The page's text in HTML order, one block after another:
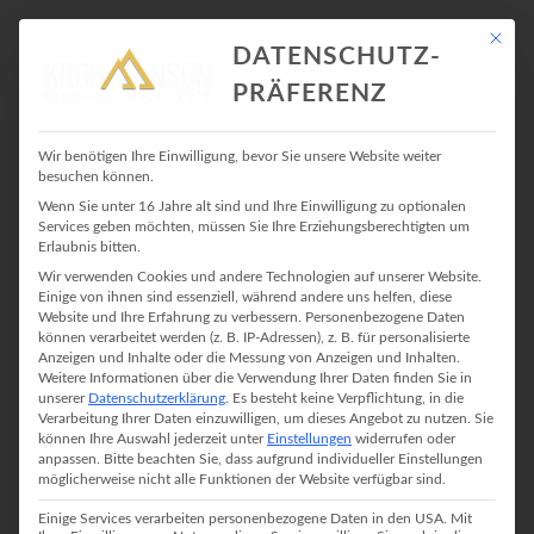
BLAUEISHÜTTE
Mit
DATENSCHUTZ-
PRÄFERENZ
Wir benötigen Ihre Einwilligung, bevor Sie unsere Website weiter
besuchen können.
Wenn Sie unter 16 Jahre alt sind und Ihre Einwilligung zu optionalen
Services geben möchten, müssen Sie Ihre Erziehungsberechtigten um
Erlaubnis bitten.
Wir verwenden Cookies und andere Technologien auf unserer Website.
Einige von ihnen sind essenziell, während andere uns helfen, diese
Website und Ihre Erfahrung zu verbessern.
Personenbezogene Daten
können verarbeitet werden (z. B. IP-Adressen), z. B. für personalisierte
Anzeigen und Inhalte oder die Messung von Anzeigen und Inhalten.
Weitere Informationen über die Verwendung Ihrer Daten finden Sie in
unserer Datenschutzerklärung Es besteht keine Verpflichtung, in die
Verarbeitung Ihrer Daten einzuwilligen, um dieses Angebot zu nutzen. Sie
können Ihre Auswahl jederzeit unter Einstellungen widerrufen oder
anpassen.
Bitte beachten Sie, dass aufgrund individueller Einstellungen
möglicherweise nicht alle Funktionen der Website verfügbar sind.
Einige Services verarbeiten personenbezogene Daten in den USA. Mit